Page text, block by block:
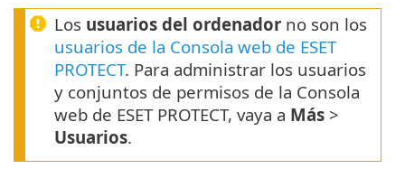
Los usuarios del ordenador no son los
usuarios de la Consola web de ESET
PROTECT. Para administrar los usuarios
y conjuntos de permisos de la Consola
web de ESET PROTECT, vaya a Más >
Usuarios.